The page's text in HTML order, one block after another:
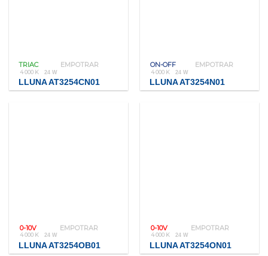
TRIAC EMPOTRAR
4 000 K 24 W
LLUNA AT3254CN01
ON-OFF EMPOTRAR
4 000 K 24 W
LLUNA AT3254N01
0-10V EMPOTRAR
4 000 K 24 W
LLUNA AT3254OB01
0-10V EMPOTRAR
4 000 K 24 W
LLUNA AT3254ON01